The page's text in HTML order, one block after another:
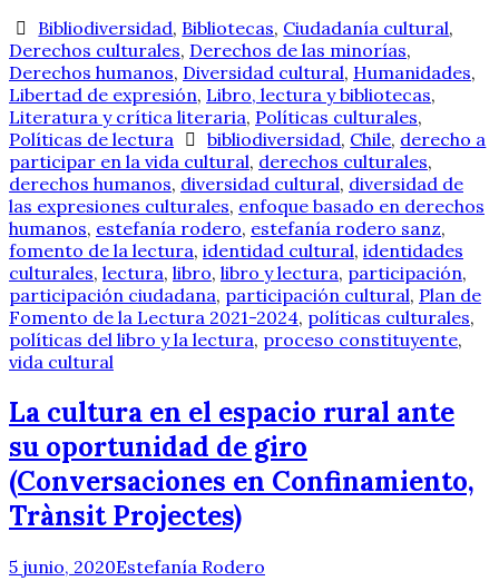
Bibliodiversidad, Bibliotecas, Ciudadanía cultural,
Derechos culturales, Derechos de las minorías,
Derechos humanos, Diversidad cultural, Humanidades,
Libertad de expresión, Libro, lectura y bibliotecas,
Literatura y crítica literaria, Políticas culturales,
Políticas de lectura
bibliodiversidad, Chile, derecho a
participar en la vida cultural, derechos culturales,
derechos humanos, diversidad cultural, diversidad de
las expresiones culturales, enfoque basado en derechos
humanos, estefanía rodero, estefanía rodero sanz,
fomento de la lectura, identidad cultural, identidades
culturales, lectura, libro, libro y lectura, participación,
participación ciudadana, participación cultural, Plan de
Fomento de la Lectura 2021-2024, políticas culturales,
políticas del libro y la lectura, proceso constituyente,
vida cultural
La cultura en el espacio rural ante
su oportunidad de giro
(Conversaciones en Confinamiento,
Trànsit Projectes)
5 junio, 2020Estefanía Rodero